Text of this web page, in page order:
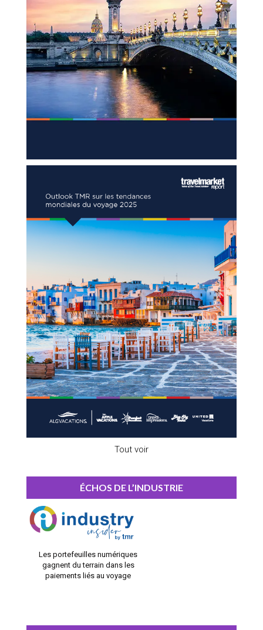
Tout voir
ÉCHOS DE L’INDUSTRIE
Les portefeuilles numériques
gagnent du terrain dans les
paiements liés au voyage